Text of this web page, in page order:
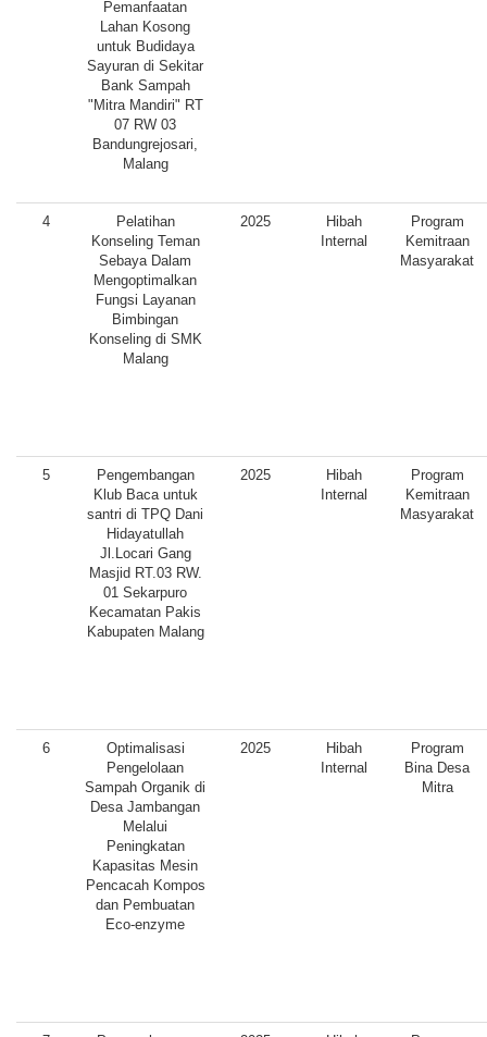
Pemanfaatan
Lahan Kosong
untuk Budidaya
Sayuran di Sekitar
Bank Sampah
"Mitra Mandiri" RT
07 RW 03
Bandungrejosari,
Malang
4
Pelatihan
Konseling Teman
Sebaya Dalam
Mengoptimalkan
Fungsi Layanan
Bimbingan
Konseling di SMK
Malang
2025
Hibah
Internal
Program
Kemitraan
Masyarakat
5
Pengembangan
Klub Baca untuk
santri di TPQ Dani
Hidayatullah
Jl.Locari Gang
Masjid RT.03 RW.
01 Sekarpuro
Kecamatan Pakis
Kabupaten Malang
2025
Hibah
Internal
Program
Kemitraan
Masyarakat
6
Optimalisasi
Pengelolaan
Sampah Organik di
Desa Jambangan
Melalui
Peningkatan
Kapasitas Mesin
Pencacah Kompos
dan Pembuatan
Eco-enzyme
2025
Hibah
Internal
Program
Bina Desa
Mitra